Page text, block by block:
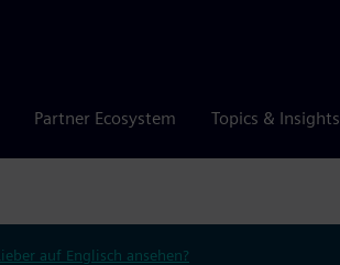
Partner Ecosystem Topics & Insights
auf Englisch ansehen?